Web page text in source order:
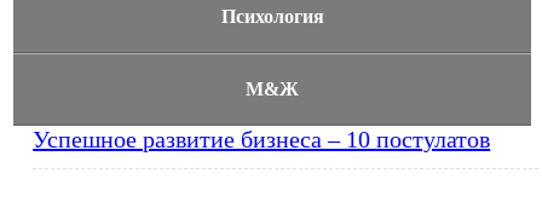
Психология
М&Ж
Успешное развитие бизнеса – 10 постулатов